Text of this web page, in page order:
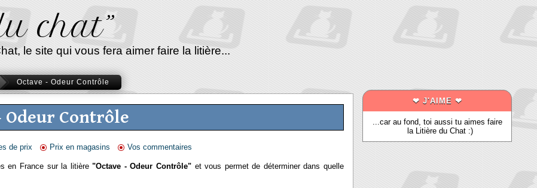
chat”
le site qui vous fera aimer faire la litière...
Octave - Odeur Contrôle
Contrôle
de prix Prix en magasins Vos commentaires
en France sur la litière"Octave - Odeur Contrôle" et vous permet de déterminer dans quelle
❤ J'AIME ❤
...car au fond, toi aussi tu aimes faire
la Litière du Chat :)